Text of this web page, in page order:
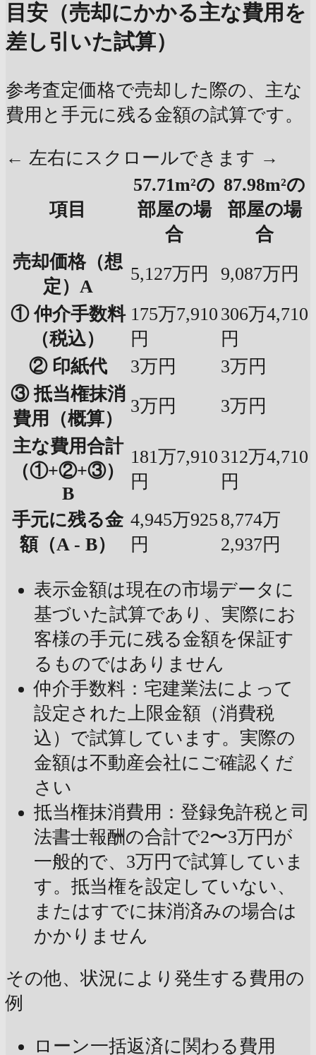
目安（売却にかかる主な費用を
差し引いた試算）
参考査定価格で売却した際の、主な
費用と手元に残る金額の試算です。
← 左右にスクロールできます →
項目
57.71m²の
部屋の場
合
87.98m²の
部屋の場
合
売却価格（想
定）A
5,127万円
9,087万円
① 仲介手数料
（税込）
175万7,910
円
306万4,710
円
② 印紙代
3万円
3万円
③ 抵当権抹消
費用（概算）
3万円
3万円
主な費用合計
（①+②+③）
B
181万7,910
円
312万4,710
円
手元に残る金
額（A - B）
4,945万925
円
8,774万
2,937円
表示金額は現在の市場データに
基づいた試算であり、実際にお
客様の手元に残る金額を保証す
るものではありません
仲介手数料：宅建業法によって
設定された上限金額（消費税
込）で試算しています。実際の
金額は不動産会社にご確認くだ
さい
抵当権抹消費用：登録免許税と司
法書士報酬の合計で2〜3万円が
一般的で、3万円で試算していま
す。抵当権を設定していない、
またはすでに抹消済みの場合は
かかりません
その他、状況により発生する費用の
例
ローン一括返済に関わる費用